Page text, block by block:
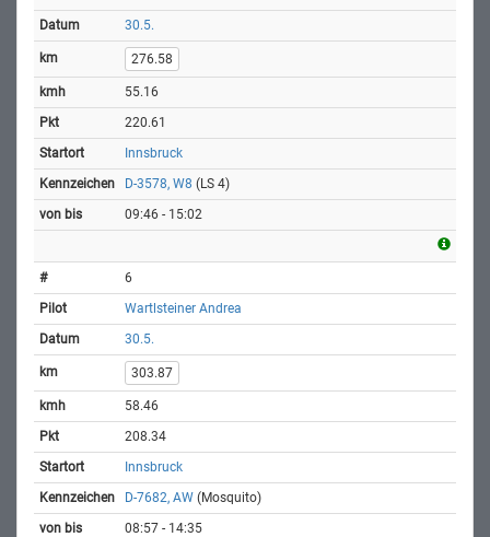
30.5.
276.58
55.16
220.61
Innsbruck
D-3578, W8 (LS 4)
09:46 - 15:02
6
Wartlsteiner Andrea
30.5.
303.87
58.46
208.34
Innsbruck
D-7682, AW (Mosquito)
08:57 - 14:35